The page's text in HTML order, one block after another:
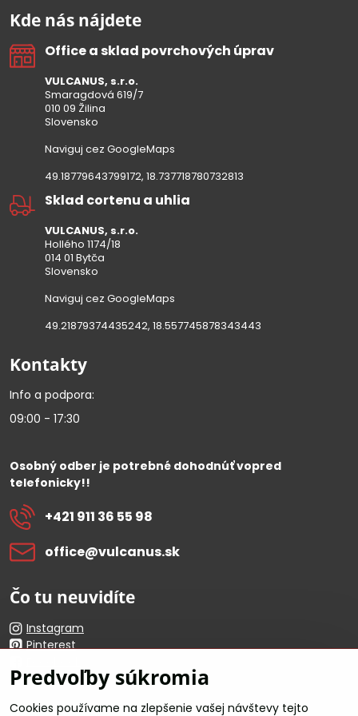
Kde nás nájdete
Office a sklad povrchových úprav
VULCANUS, s.r.o.
Smaragdová 619/7
010 09 Žilina
Slovensko
Naviguj cez GoogleMaps
49.18779643799172, 18.737718780732813
Sklad cortenu a uhlia
VULCANUS, s.r.o.
Hollého 1174/18
014 01 Bytča
Slovensko
Naviguj cez GoogleMaps
49.21879374435242, 18.557745878343443
Kontakty
Info a podpora:
09:00 - 17:30
Osobný odber je potrebné dohodnúť vopred
telefonicky!!
+421 911 36 55 98
office​@vulcanus​.sk
Čo tu neuvidíte
Instagram
Pinterest
Youtube
Predvoľby súkromia
Cookies používame na zlepšenie vašej návštevy tejto